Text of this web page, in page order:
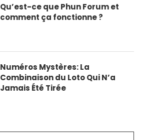
Qu’est-ce que Phun Forum et
comment ça fonctionne ?
Numéros Mystères: La
Combinaison du Loto Qui N’a
Jamais Été Tirée